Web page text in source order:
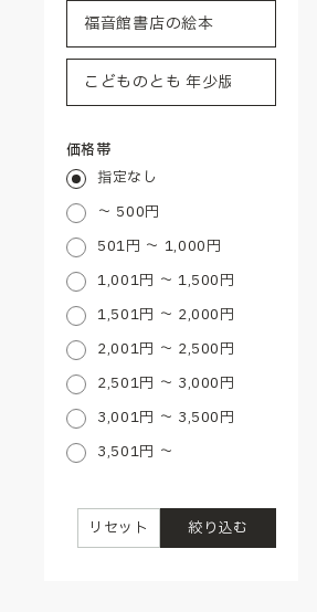
価格帯
指定なし
～ 500円
501円 ～ 1,000円
1,001円 ～ 1,500円
1,501円 ～ 2,000円
2,001円 ～ 2,500円
2,501円 ～ 3,000円
3,001円 ～ 3,500円
3,501円 ～
絞り込む
リセット